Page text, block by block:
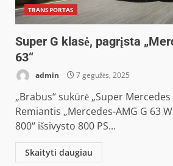
TRANSPORTAS
Super G klasė, pagrįsta
63“
admin 7 gegužės, 2025
„Brabus“ sukūrė „Super Mercedes
Remiantis „Mercedes-AMG G 63
800“ išsivysto 800 PS...
Skaityti daugiau